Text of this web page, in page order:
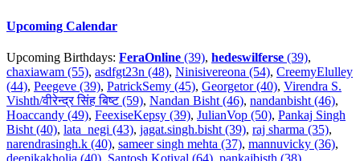
Upcoming Calendar
Upcoming Birthdays: FeraOnline (39), hedeswilferse (39),
chaxiawam (55), asdfgt23n (48), Ninisivereona (54), CreemyElulley
(44), Peegeve (39), PatrickSemy (45), Georgetor (40), Virendra S.
Vishth/वीरेन्द्र सिंह बिष्ट (59), Nandan Bisht (46), nandanbisht (46),
Hoaccandy (49), FeexiseKepsy (39), JulianVop (50), Pankaj Singh
Bisht (40), lata_negi (43), jagat.singh.bisht (39), raj sharma (35),
narendrasingh.k (40), sameer singh mehta (37), mannuvicky (36),